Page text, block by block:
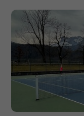
Zweck